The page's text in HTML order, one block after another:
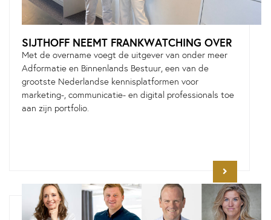
SIJTHOFF NEEMT FRANKWATCHING OVER
Met de overname voegt de uitgever van onder meer
Adformatie en Binnenlands Bestuur, een van de
grootste Nederlandse kennisplatformen voor
marketing-, communicatie- en digital professionals toe
aan zijn portfolio.